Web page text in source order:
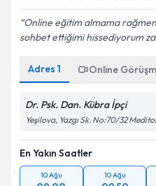
Online eğitim almama
sohbet ettiğimi hissediyorum
Adres 1 Online
Dr. Psk. Dan. Kübra İpçi
Yeşilova, Yazgı Sk. No:70/32
En Yakın Saatler
10 Ağu 10 Ağu